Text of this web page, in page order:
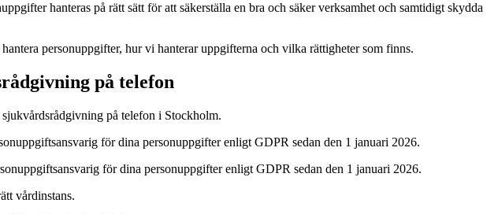
hanteras på rätt sätt för att säkerställa en bra och säker verksamhet och samtidigt skydda
personuppgifter, hur vi hanterar uppgifterna och vilka rättigheter som finns.
på telefon
på telefon i Stockholm.
för dina personuppgifter enligt GDPR sedan den 1 januari 2026.
för dina personuppgifter enligt GDPR sedan den 1 januari 2026.
vårdinstans.